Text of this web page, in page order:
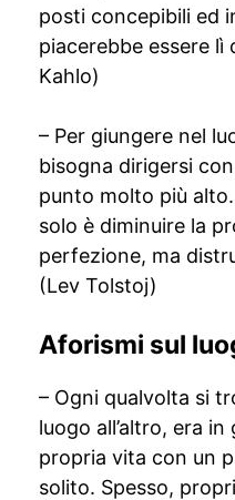
posti concepibili ed
piacerebbe essere lì
Kahlo)
– Per giungere nel
bisogna dirigersi
punto molto più alto.
solo è diminuire la
perfezione, ma
(Lev Tolstoj)
Aforismi sul
– Ogni qualvolta si
luogo all’altro, era
propria vita con un
solito. Spesso,